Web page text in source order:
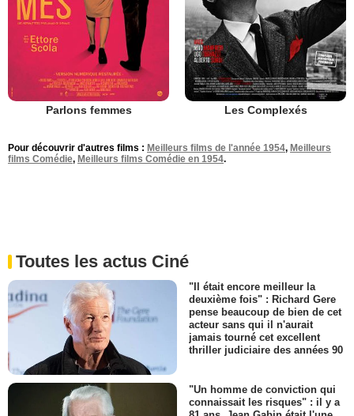
Parlons femmes Les Complexés
Pour découvrir d'autres films : Meilleurs films de l'année 1954, Meilleurs
films Comédie, Meilleurs films Comédie en 1954.
Toutes les actus Ciné
"Il était encore meilleur la
deuxième fois" : Richard Gere
pense beaucoup de bien de cet
acteur sans qui il n'aurait
jamais tourné cet excellent
thriller judiciaire des années 90
"Un homme de conviction qui
connaissait les risques" : il y a